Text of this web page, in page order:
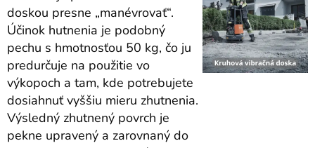
doskou presne „manévrovať“.
Účinok hutnenia je podobný
pechu s hmotnosťou 50 kg, čo ju
predurčuje na použitie vo
výkopoch a tam, kde potrebujete
dosiahnuť vyššiu mieru zhutnenia.
Výsledný zhutnený povrch je
pekne upravený a zarovnaný do